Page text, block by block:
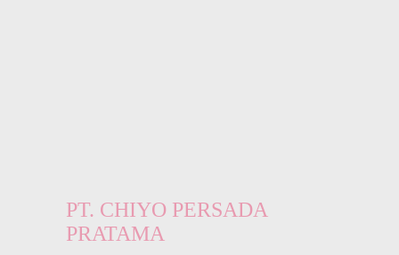
PT. CHIYO PERSADA
PRATAMA